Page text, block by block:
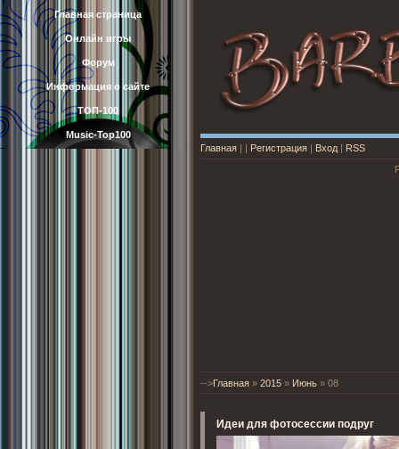
Главная страница
Онлайн игры
Форум
Информация о сайте
ТОП-100
Music-Top100
Главная
Регистрация Вход
RSS
-->Главная » 2015 » Июнь » 08
Идеи для фотосессии подруг